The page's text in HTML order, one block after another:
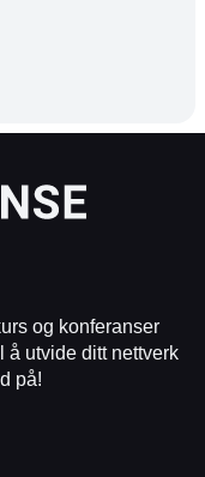
og konferanser
å utvide ditt nettverk
på!